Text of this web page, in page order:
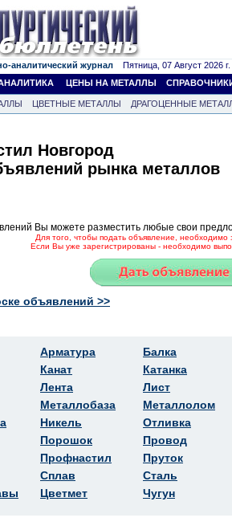
аналитический журнал Пятница, 07 Август 2026 г.
ЦЕНЫ НА МЕТАЛЛЫ
ЦВЕТНЫЕ МЕТАЛЛЫ
ДРАГОЦЕННЫЕ
Новгород
рынка металлов
Вы можете разместить любые свои
Для того, чтобы подать объявление, необходимо
Если Вы уже зарегистрированы - необходимо
объявлений >>
Арматура
Канат
Лента
Металлобаза
Никель
Порошок
Профнастил
Сплав
Цветмет
Балка
Катанка
Лист
Металлолом
Отливка
Провод
Пруток
Сталь
Чугун